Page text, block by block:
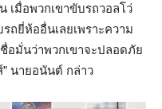
เมื่อพวกเขาขับรถวอลโว่
ถยี่ห้ออื่นเลยเพราะความ
อมั่นว่าพวกเขาจะปลอดภัย
นายอนันต์ กล่าว